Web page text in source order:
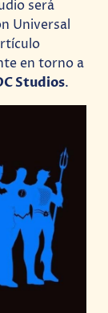
será
Universal
en torno a
Studios.